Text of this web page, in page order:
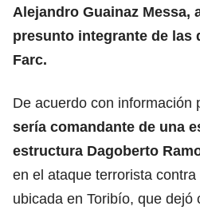
Alejandro Guainaz Messa,
presunto integrante de las
Farc.
De acuerdo con información
sería comandante de una
estructura Dagoberto
en el ataque terrorista
ubicada en Toribío, que dejó